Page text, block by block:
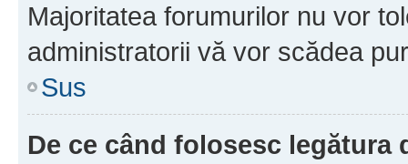
Majoritatea forumurilor nu vor
administratorii vă vor scădea
Sus
De ce când folosesc